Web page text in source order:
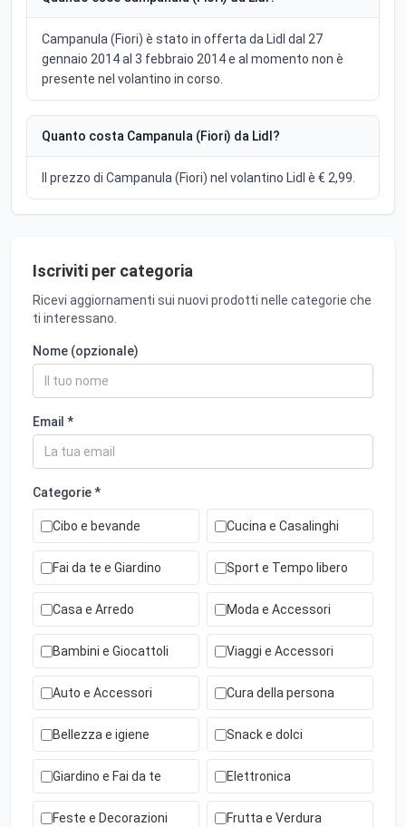
Campanula (Fiori) è stato in offerta da Lidl dal 27
gennaio 2014 al 3 febbraio 2014 e al momento non è
presente nel volantino in corso.
Quanto costa Campanula (Fiori) da Lidl?
Il prezzo di Campanula (Fiori) nel volantino Lidl è € 2,99.
Iscriviti per categoria
Ricevi aggiornamenti sui nuovi prodotti nelle categorie che
ti interessano.
Nome (opzionale)
Email *
Categorie *
Cibo e bevande Cucina e Casalinghi
Fai da te e Giardino Sport e Tempo libero
Casa e Arredo Moda e Accessori
Bambini e Giocattoli Viaggi e Accessori
Auto e Accessori Cura della persona
Bellezza e igiene Snack e dolci
Giardino e Fai da te Elettronica
Feste e Decorazioni Frutta e Verdura